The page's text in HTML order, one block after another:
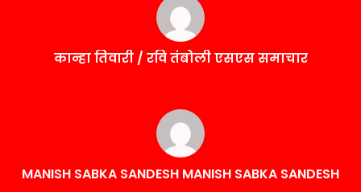
कान्हा तिवारी / रवि तंबोली एसएस समाचार
MANISH SABKA SANDESH MANISH SABKA SANDESH